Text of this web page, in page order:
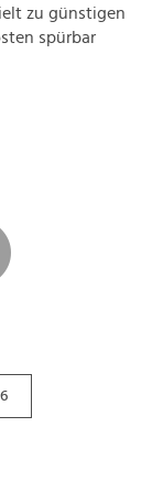
zu günstigen
spürbar